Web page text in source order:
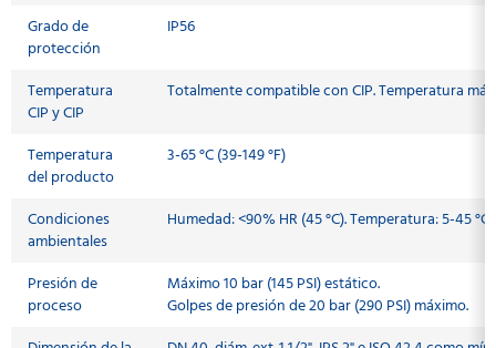
Grado de
protección
IP56
Temperatura
CIP y CIP
Totalmente compatible con CIP. Temperatura
Temperatura
del producto
3-65 °C (39-149 °F)
Condiciones
ambientales
Humedad: <90% HR (45 °C). Temperatura: 5-45 °C
Presión de
proceso
Máximo 10 bar (145 PSI) estático.
Golpes de presión de 20 bar (290 PSI) máximo.